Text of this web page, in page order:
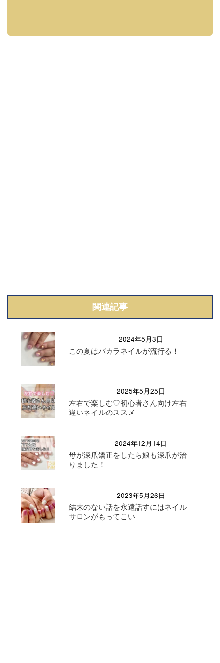
関連記事
2024年5月3日
この夏はバカラネイルが流行る！
2025年5月25日
左右で楽しむ♡初心者さん向け左右
違いネイルのススメ
2024年12月14日
母が深爪矯正をしたら娘も深爪が治
りました！
2023年5月26日
結末のない話を永遠話すにはネイル
サロンがもってこい